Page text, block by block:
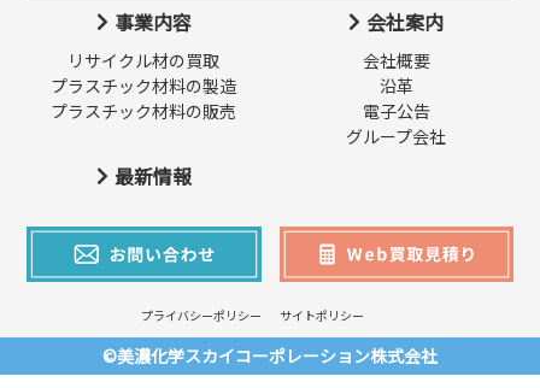
事業内容
リサイクル材の買取
プラスチック材料の製造
プラスチック材料の販売
会社案内
会社概要
沿革
電子公告
グループ会社
最新情報
プライバシーポリシー サイトポリシー
©美濃化学スカイコーポレーション株式会社